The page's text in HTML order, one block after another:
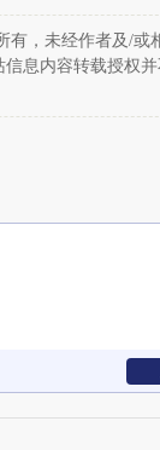
有，未经作者及/或
息内容转载授权